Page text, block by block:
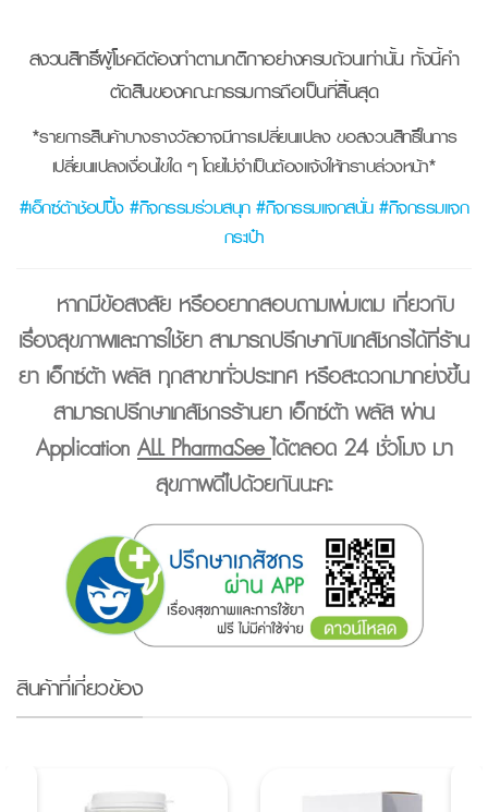
สงวนสิทธิ์ผู้โชคดีต้องทำตามกติกาอย่างครบถ้วนเท่านั้น ทั้งนี้คำ
ตัดสินของคณะกรรมการถือเป็นที่สิ้นสุด
*รายการสินค้าบางรางวัลอาจมีการเปลี่ยนแปลง ขอสงวนสิทธิ์ในการ
เปลี่ยนแปลงเงื่อนไขใด ๆ โดยไม่จำเป็นต้องแจ้งให้ทราบล่วงหน้า*
#เอ็กซ์ต้าช้อปปิ้ง #กิจกรรมร่วมสนุก #กิจกรรมแจกสนั่น #กิจกรรมแจก
กระเป๋า
หากมีข้อสงสัย หรืออยากสอบถามเพิ่มเติม เกี่ยวกับ
เรื่องสุขภาพและการใช้ยา สามารถปรึกษากับเภสัชกรได้ที่ร้าน
ยา เอ็กซ์ต้า พลัส ทุกสาขาทั่วประเทศ หรือสะดวกมากยิ่งขึ้น
สามารถปรึกษาเภสัชกรร้านยา เอ็กซ์ต้า พลัส ผ่าน
Application ALL PharmaSeeได้ตลอด 24 ชั่วโมง มา
สุขภาพดีไปด้วยกันนะคะ
สินค้าที่เกี่ยวข้อง